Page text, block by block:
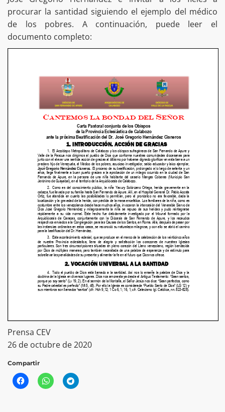
procurar la santidad siguiendo el ejemplo del médico
de los pobres. A continuación, puede leer el
documento completo:
Prensa CEV
26 de octubre de 2020
Compartir